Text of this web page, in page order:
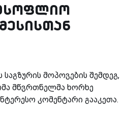
მოპოვების შემდეგ,
მწვრთნელმა ხორხე
კომენტარი გააკეთა.